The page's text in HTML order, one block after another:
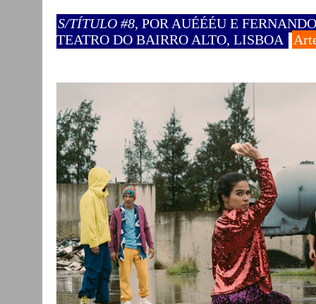
S/TÍTULO #8, POR AUÉÉÉU E
TEATRO DO BAIRRO ALTO, LISBOA